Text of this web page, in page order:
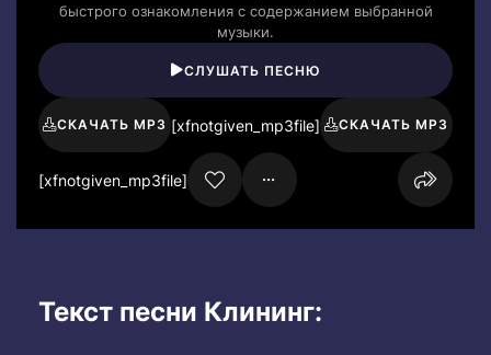
быстрого ознакомления с содержанием выбранной
музыки.
СЛУШАТЬ ПЕСНЮ
СКАЧАТЬ MP3 [xfnotgiven_mp3file] СКАЧАТЬ MP3
[xfnotgiven_mp3file]
Текст песни Клининг: